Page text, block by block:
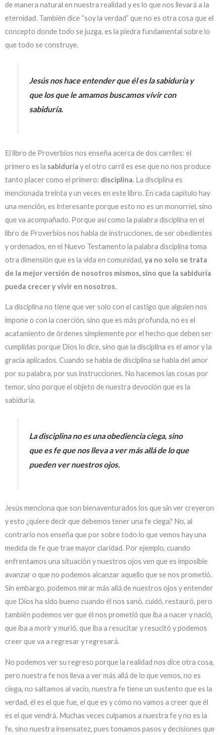
de manera natural en nuestra realidad y es lo que nos llevará a la
eternidad. También dice “soy la verdad” que no es otra cosa que el
concepto donde todo se juzga, es la piedra fundamental sobre lo
que todo se construye.
Jesús nos hace entender que él es la sabiduría y
que los que le amamos buscamos vivir con
sabiduría.
El libro de Proverbios nos enseña acerca de dos carriles: el
primero es la sabiduría y el otro carril es ese que no nos produce
tanto placer como el primero: disciplina. La disciplina es
mencionada treinta y un veces en este libro. En cada capítulo hay
una mención, es interesante porque esto no es un monorriel, sino
que va acompañado. Porque así como la palabra disciplina en el
libro de Proverbios nos habla de instrucciones, de ser obedientes
y ordenados, en el Nuevo Testamento la palabra disciplina toma
otra dimensión que es la vida en comunidad, ya no solo se trata
de la mejor versión de nosotros mismos, sino que la sabiduría
pueda crecer y vivir en nosotros.
La disciplina no tiene que ver solo con el castigo que alguien nos
impone o con la coerción, sino que es más profunda, no es el
acatamiento de órdenes simplemente por el hecho que deben ser
cumplidas porque Dios lo dice, sino que la disciplina es el amor y la
gracia aplicados. Cuando se habla de disciplina se habla del amor
por su palabra, por sus instrucciones. No hacemos las cosas por
temor, sino porque el objeto de nuestra devoción que es la
sabiduría.
La disciplina no es una obediencia ciega, sino
que es fe que nos lleva a ver más allá de lo que
pueden ver nuestros ojos.
Jesús menciona que son bienaventurados los que sin ver creyeron
y esto ¿quiere decir que debemos tener una fe ciega? No, al
contrario nos enseña que por sobre todo lo que vemos hay una
medida de fe que trae mayor claridad. Por ejemplo, cuando
enfrentamos una situación y nuestros ojos ven que es imposible
avanzar o que no podemos alcanzar aquello que se nos prometió.
Sin embargo, podemos mirar más allá de nuestros ojos y entender
que Dios ha sido bueno cuando él nos sanó, cuidó, restauró, pero
también podemos ver que él nos prometió que iba a nacer y nació,
que iba a morir y murió, que iba a resucitar y resucitó y podemos
creer que va a regresar y regresará.
No podemos ver su regreso porque la realidad nos dice otra cosa,
pero nuestra fe nos lleva a ver más allá de lo que vemos, no es
ciega, no saltamos al vacío, nuestra fe tiene un sustento que es la
verdad, él es el que fue, el que es y cómo no vamos a creer que él
es el que vendrá. Muchas veces culpamos a nuestra fe y no es la
fe, sino nuestra insensatez, pues tomamos pasos y decisiones que